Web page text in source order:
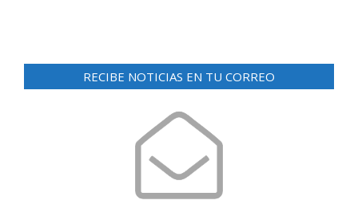
RECIBE NOTICIAS EN TU CORREO